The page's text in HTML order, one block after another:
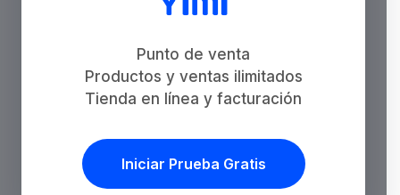
Punto de venta
Productos y ventas ilimitados
Tienda en línea y facturación
Iniciar Prueba Gratis